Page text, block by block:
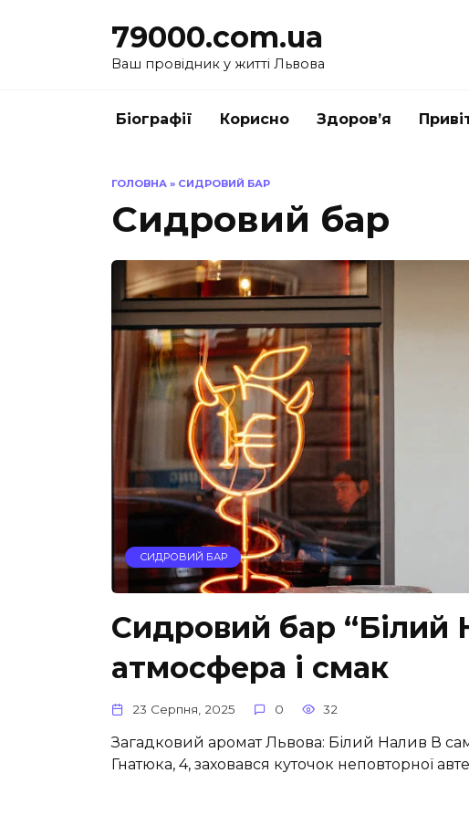
79000.com.ua
Ваш провідник у житті Львова
Біографії Корисно Здоров’я
ГОЛОВНА » СИДРОВИЙ БАР
Сидровий бар
СИДРОВИЙ БАР
Сидровий бар “Білий
атмосфера і смак
23 Серпня, 2025 0 32
Загадковий аромат Львова: Білий Налив В
Гнатюка, 4, заховався куточок неповторної